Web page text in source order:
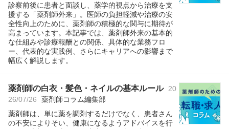
診察前後に患者と面談し、薬学的視点から治療を支
援する「薬剤師外来」。医師の負担軽減や治療の安
全性向上のために、薬剤師の積極的な関与に期待が
高まっています。本記事では、薬剤師外来の基本的
な仕組みや診療報酬との関係、具体的な業務フロ
ー、代表的な実践例、さらにキャリアへの影響まで
幅広く解説します。
薬剤師の白衣・髪色・ネイルの基本ルール
20
26/07/26
薬剤師コラム編集部
薬剤師は、単に薬を調剤するだけでなく、患者さん
の不安によりそい、健康になるようアドバイスを行